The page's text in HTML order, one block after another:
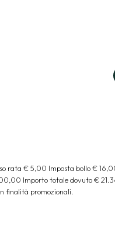
rata € 5,00 Imposta bollo€
Importo totale dovuto€
finalità promozionali.